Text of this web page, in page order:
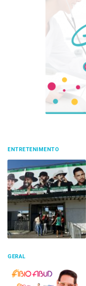
ENTRETENIMENTO
GERAL